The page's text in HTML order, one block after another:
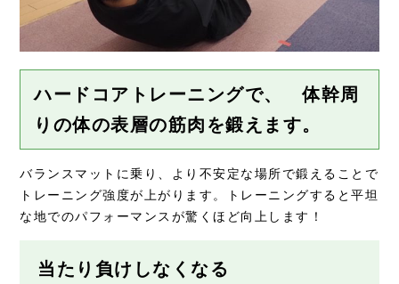
ハードコアトレーニングで、 体幹周
りの体の表層の筋肉を鍛えます。
バランスマットに乗り、より不安定な場所で鍛えることで
トレーニング強度が上がります。トレーニングすると平坦
な地でのパフォーマンスが驚くほど向上します！
当たり負けしなくなる